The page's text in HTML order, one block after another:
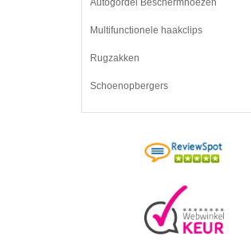
Autogordel Beschermhoezen
Multifunctionele haakclips
Rugzakken
Schoenopbergers